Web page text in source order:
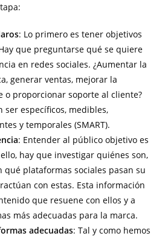
: Lo primero es tener objetivos
que preguntarse qué se quiere
en redes sociales. ¿Aumentar la
generar ventas, mejorar la
o proporcionar soporte al cliente?
ser específicos, medibles,
y temporales (SMART).
: Entender al público objetivo es
hay que investigar quiénes son,
qué plataformas sociales pasan su
con estas. Esta información
que resuene con ellos y a
más adecuadas para la marca.
adecuadas: Tal y como hemos